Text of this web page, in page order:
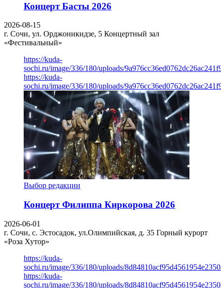
Концерт Басты 2026
2026-08-15
г. Сочи, ул. Орджоникидзе, 5 Концертный зал
«Фестивальный»
https://kuda-
sochi.ru/image/336/180/uploads/
https://kuda-
sochi.ru/image/336/180/uploads/
Выбор редакции
Концерт Филиппа Киркорова 2026
2026-06-01
г. Сочи, с. Эстосадок, ул.Олимпийская, д. 35 Горный курорт
«Роза Хутор»
https://kuda-
sochi.ru/image/336/180/uploads/
https://kuda-
sochi.ru/image/336/180/uploads/